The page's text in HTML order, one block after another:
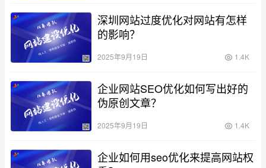
深圳网站过度优化对网站有怎样
的影响？
2025年9月19日 1.4K
企业网站SEO优化如何写出好的
伪原创文章？
2025年9月19日 1.4K
企业如何用seo优化来提高网站权